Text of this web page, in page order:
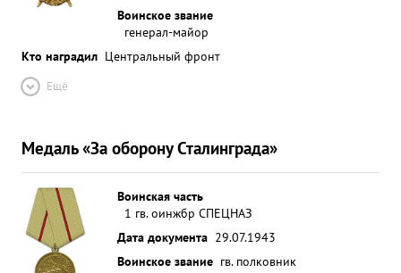
Воинское звание
генерал-майор
Кто наградил Центральный фронт
Ещё
Медаль «За оборону Сталинграда»
Воинская часть
1 гв. оинжбр СПЕЦНАЗ
Дата документа 29.07.1943
Воинское звание гв. полковник